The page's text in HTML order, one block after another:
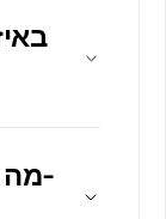
מה